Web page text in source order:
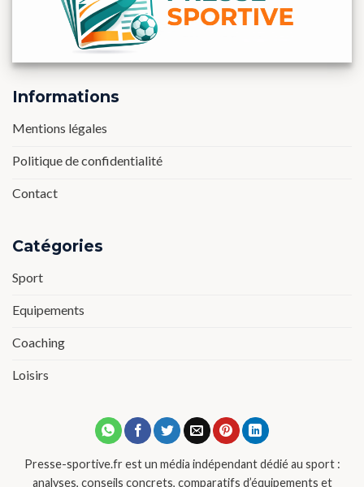
Informations
Mentions légales
Politique de confidentialité
Contact
Catégories
Sport
Equipements
Coaching
Loisirs
Presse-sportive.fr est un média indépendant dédié au sport :
analyses, conseils concrets, comparatifs d’équipements et